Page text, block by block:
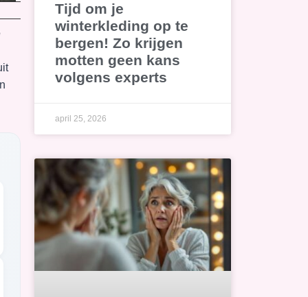
Tijd om je
winterkleding op te
bergen! Zo krijgen
motten geen kans
volgens experts
april 25, 2026